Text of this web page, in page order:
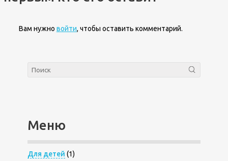
Вам нужно войти, чтобы оставить комментарий.
Меню
Для детей (1)